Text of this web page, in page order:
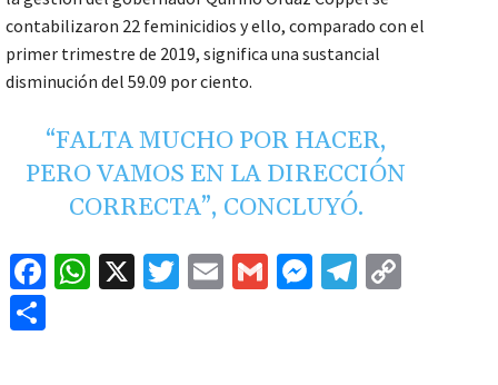
contabilizaron 22 feminicidios y ello, comparado con el
primer trimestre de 2019, significa una sustancial
disminución del 59.09 por ciento.
“FALTA MUCHO POR HACER,
PERO VAMOS EN LA DIRECCIÓN
CORRECTA”, CONCLUYÓ.
Fa W X
T
E
G
M Te